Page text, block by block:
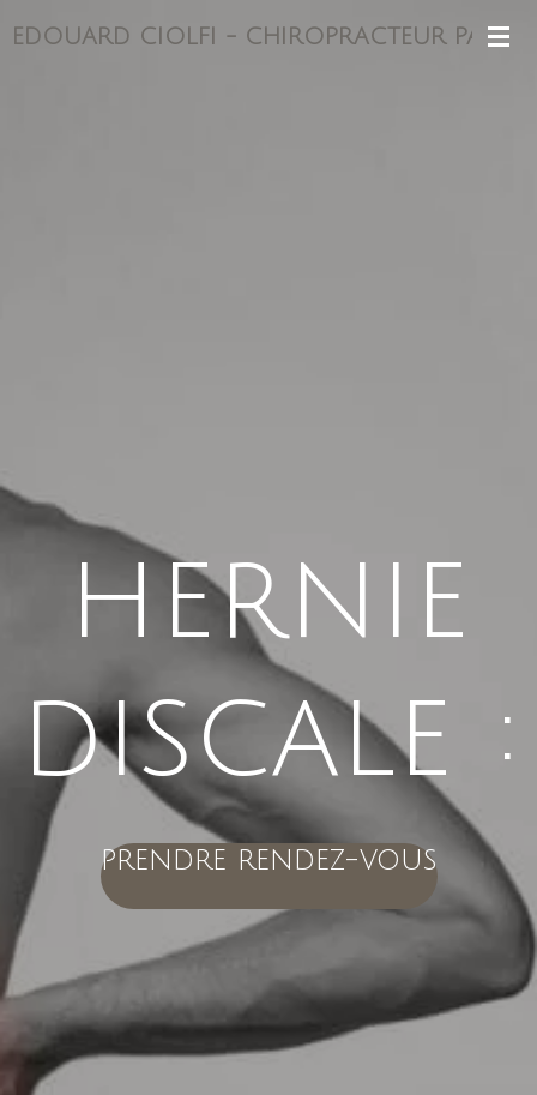
Passer
EDOUARD CIOLFI - CHIROPRACTEUR PARIS
hernie
discale :
prendre rendez-vous